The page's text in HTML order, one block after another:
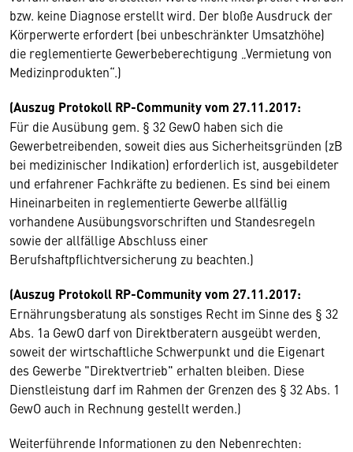
bzw. keine Diagnose erstellt wird. Der bloße Ausdruck der
Körperwerte erfordert (bei unbeschränkter Umsatzhöhe)
die reglementierte Gewerbeberechtigung „Vermietung von
Medizinprodukten“.)
(Auszug Protokoll RP-Community vom 27.11.2017:
Für die Ausübung gem. § 32 GewO haben sich die
Gewerbetreibenden, soweit dies aus Sicherheitsgründen (zB
bei medizinischer Indikation) erforderlich ist, ausgebildeter
und erfahrener Fachkräfte zu bedienen. Es sind bei einem
Hineinarbeiten in reglementierte Gewerbe allfällig
vorhandene Ausübungsvorschriften und Standesregeln
sowie der allfällige Abschluss einer
Berufshaftpflichtversicherung zu beachten.)
(Auszug Protokoll RP-Community vom 27.11.2017:
Ernährungsberatung als sonstiges Recht im Sinne des § 32
Abs. 1a GewO darf von Direktberatern ausgeübt werden,
soweit der wirtschaftliche Schwerpunkt und die Eigenart
des Gewerbe "Direktvertrieb" erhalten bleiben. Diese
Dienstleistung darf im Rahmen der Grenzen des § 32 Abs. 1
GewO auch in Rechnung gestellt werden.)
Weiterführende Informationen zu den Nebenrechten: